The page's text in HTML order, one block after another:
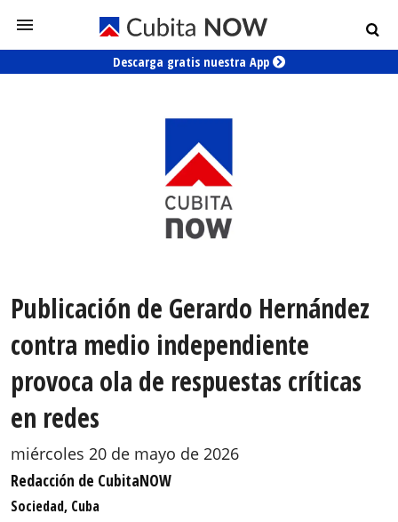
Descarga gratis nuestra App
Publicación de Gerardo Hernández
contra medio independiente
provoca ola de respuestas críticas
en redes
miércoles 20 de mayo de 2026
Redacción de CubitaNOW
Sociedad, Cuba